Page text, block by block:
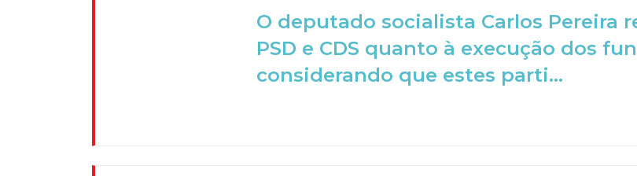
O deputado socialista Carlos Pereira
PSD e CDS quanto à execução dos
considerando que estes parti...